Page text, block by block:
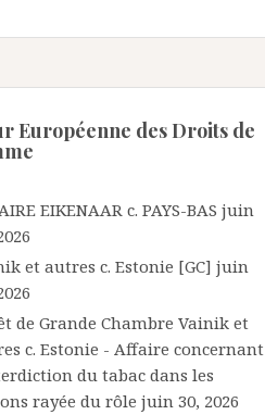
Européenne des Droits de
EIKENAAR c. PAYS-BAS juin
et autres c. Estonie [GC] juin
de Grande Chambre Vainik et
c. Estonie - Affaire concernant
du tabac dans les
rayée du rôle juin 30, 2026